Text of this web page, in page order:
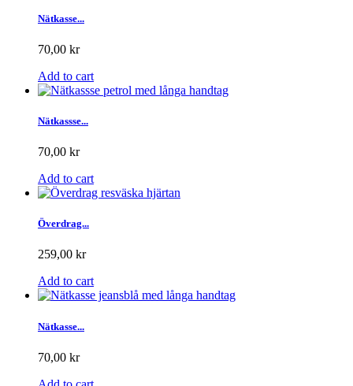
Nätkasse...
70,00 kr
Add to cart
Nätkassse...
70,00 kr
Add to cart
Överdrag...
259,00 kr
Add to cart
Nätkasse...
70,00 kr